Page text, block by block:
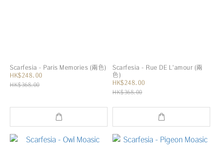
Scarfesia - Paris Memories (兩色)
HK$248.00
HK$368.00
Scarfesia - Rue DE L'amour (兩
色)
HK$248.00
HK$368.00